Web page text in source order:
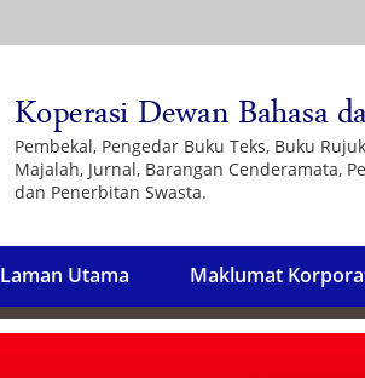
Pembekal, Pengedar Buku Teks, Buku
Majalah, Jurnal, Barangan Cenderamata,
dan Penerbitan Swasta.
Laman Utama Maklumat